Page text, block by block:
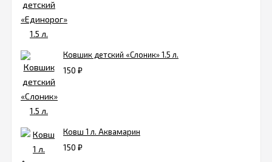
Ковшик детский «Слоник» 1.5 л.
150 ₽
Ковш 1 л. Аквамарин
150 ₽